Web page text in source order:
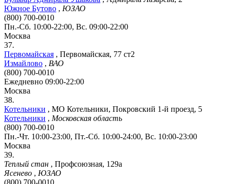
Южное Бутово , ЮЗАО
(800) 700-0010
Пн.-Сб. 10:00-22:00, Вс. 09:00-22:00
Москва
37.
Первомайская , Первомайская, 77 ст2
Измайлово , ВАО
(800) 700-0010
Ежедневно 09:00-22:00
Москва
38.
Котельники , МО Котельники, Покровский 1-й проезд, 5
Котельники , Московская область
(800) 700-0010
Пн.-Чт. 10:00-23:00, Пт.-Сб. 10:00-24:00, Вс. 10:00-23:00
Москва
39.
Теплый стан , Профсоюзная, 129а
Ясенево , ЮЗАО
(800) 700-0010